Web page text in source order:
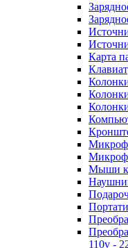
Карта
Мыши
110v -